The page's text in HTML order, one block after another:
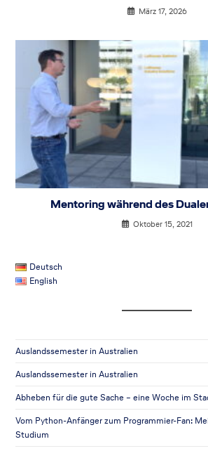
März 17, 2026
Mentoring während des
Oktober 15, 2021
Deutsch
English
Auslandssemester in Australien
Auslandssemester in Australien
Abheben für die gute Sache – eine Woche im
Vom Python-Anfänger zum Programmier-Fan:
Studium